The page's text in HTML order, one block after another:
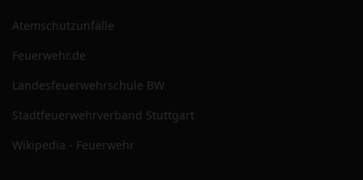
Atemschutzunfälle
Feuerwehr.de
Landesfeuerwehrschule BW
Stadtfeuerwehrverband Stuttgart
Wikipedia - Feuerwehr